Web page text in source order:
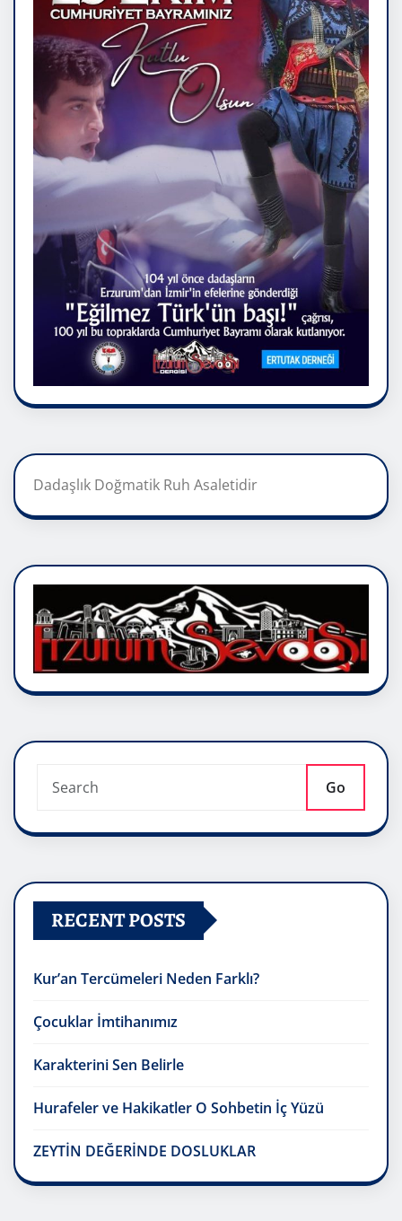
Dadaşlık Doğmatik Ruh Asaletidir
Go
RECENT POSTS
Kur’an Tercümeleri Neden Farklı?
Çocuklar İmtihanımız
Karakterini Sen Belirle
Hurafeler ve Hakikatler O Sohbetin İç Yüzü
ZEYTİN DEĞERİNDE DOSLUKLAR